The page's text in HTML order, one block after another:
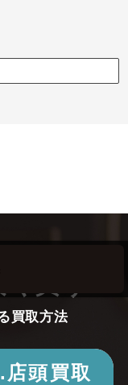
く買う！
買取方法
店頭買取